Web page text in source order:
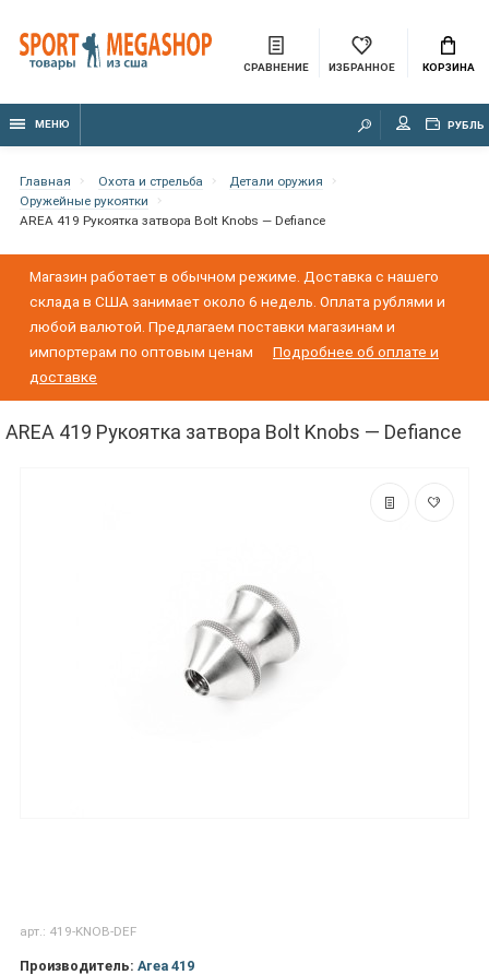
СРАВНЕНИЕ ИЗБРАННОЕ КОРЗИНА
МЕНЮ РУБЛЬ
Главная Охота и стрельба
Детали оружия
Оружейные рукоятки
AREA 419 Рукоятка затвора Bolt Knobs — Defiance
Магазин работает в обычном режиме. Доставка с нашего
склада в США занимает около 6 недель. Оплата рублями и
любой валютой. Предлагаем поставки магазинам и
импортерам по оптовым ценам
Подробнее об оплате и
доставке
AREA 419 Рукоятка затвора Bolt Knobs — Defiance
арт.: 419-KNOB-DEF
Производитель: Area 419